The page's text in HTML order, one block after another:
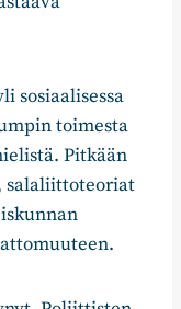
sosiaalisessa
toimesta
Pitkään
salaliittoteoriat